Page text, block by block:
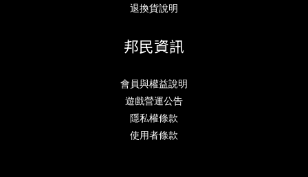
退換貨說明
邦民資訊
會員與權益說明
遊戲營運公告
隱私權條款
使用者條款